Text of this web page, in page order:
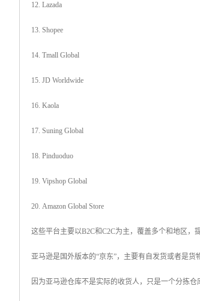
12. Lazada
13. Shopee
14. Tmall Global
15. JD Worldwide
16. Kaola
17. Suning Global
18. Pinduoduo
19. Vipshop Global
20. Amazon Global Store
这些平台主要以B2C和C2C为主，覆盖多个和地区，
亚马逊是国外版本的“京东”，主要有自发货或者是货
因为亚马逊仓库不是实际的收货人，只是一个分拣